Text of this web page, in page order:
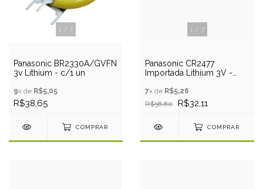
1 / 7
Panasonic BR2330A/GVFN
3v Lithium - c/1 un
9x de R$5,05
R$38,65
COMPRAR
1 / 7
Panasonic CR2477
Importada Lithium 3V -
7x de R$5,26
R$58,80
R$32,11
COMPRAR